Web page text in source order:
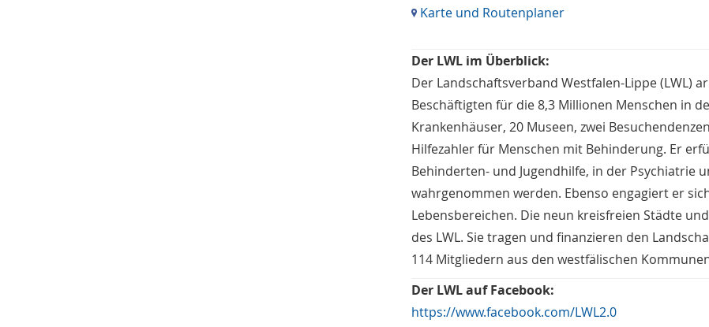
Karte und Routenplaner
Der LWL im Überblick:
Der Landschaftsverband Westfalen-Lippe (LWL)
Beschäftigten für die 8,3 Millionen Menschen in
Krankenhäuser, 20 Museen, zwei
Hilfezahler für Menschen mit Behinderung. Er
Behinderten- und Jugendhilfe, in der Psychiatrie
wahrgenommen werden. Ebenso engagiert er
Lebensbereichen. Die neun kreisfreien Städte
des LWL. Sie tragen und finanzieren den
114 Mitgliedern aus den westfälischen
Der LWL auf Facebook:
https://www.facebook.com/LWL2.0